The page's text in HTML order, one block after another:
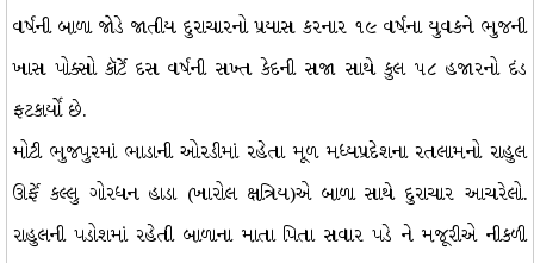
વર્ષની બાળા જોડે જાતીય દુરાચારનો પ્રયાસ કરનાર ૧૯ વર્ષના યુવકને ભુજની
ખાસ પોક્સો કૉર્ટે દસ વર્ષની સખ્ત કેદની સજા સાથે કુલ ૫૮ હજારનો દંડ
ફટકાર્યો છે.
મોટી ભુજપુરમાં ભાડાની ઓરડીમાં રહેતા મૂળ મધ્યપ્રદેશના રતલામનો રાહુલ
ઊર્ફે કલ્લુ ગોરધન હાડા (ખારોલ ક્ષત્રિય)એ બાળા સાથે દુરાચાર આચરેલો.
રાહુલની પડોશમાં રહેતી બાળાના માતા પિતા સવાર પડે ને મજૂરીએ નીકળી